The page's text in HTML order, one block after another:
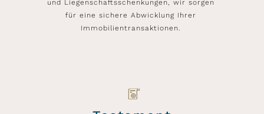
und Liegenschaftsschenkungen, wir sorgen
für eine sichere Abwicklung Ihrer
Immobilientransaktionen.